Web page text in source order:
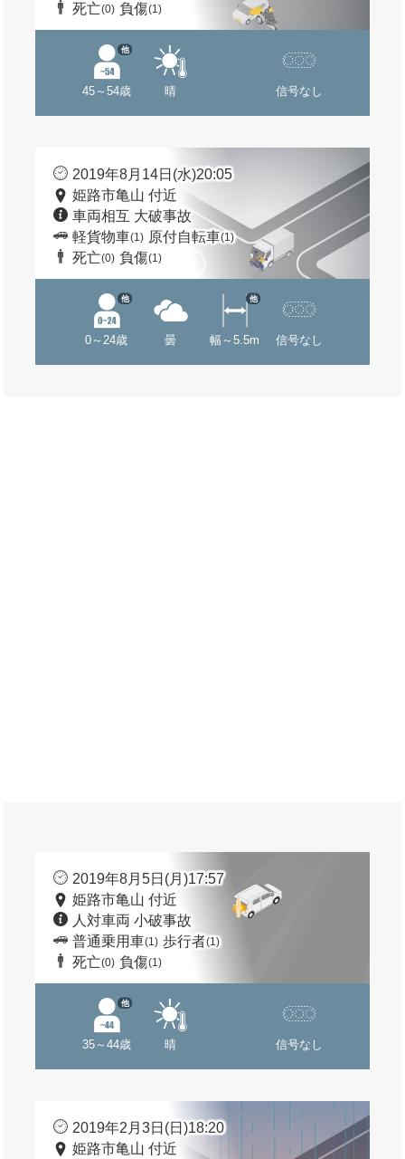
死亡(0) 負傷(1)
45～54歳
他
晴 信号なし
2019年8月14日(水)20:05
姫路市亀山 付近
車両相互 大破事故
軽貨物車(1) 原付自転車(1)
死亡(0) 負傷(1)
0～24歳
他
曇 幅～5.5m
他
信号なし
2019年8月5日(月)17:57
姫路市亀山 付近
人対車両 小破事故
普通乗用車(1) 歩行者(1)
死亡(0) 負傷(1)
35～44歳
他
晴 信号なし
2019年2月3日(日)18:20
姫路市亀山 付近